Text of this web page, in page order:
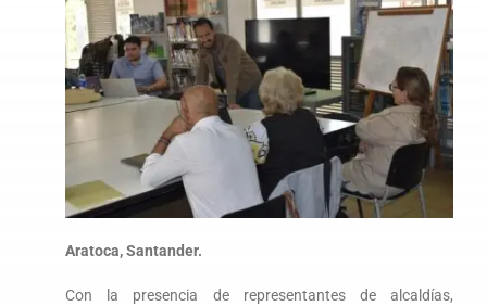
Aratoca, Santander.
Con la presencia de representantes de alcaldías,